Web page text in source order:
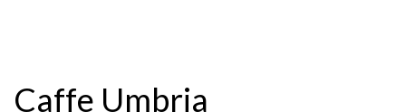
Caffe Umbria